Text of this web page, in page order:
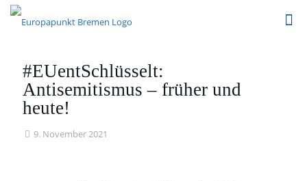
#EUentSchlüsselt:
Antisemitismus – früher und
heute!
9. November 2021